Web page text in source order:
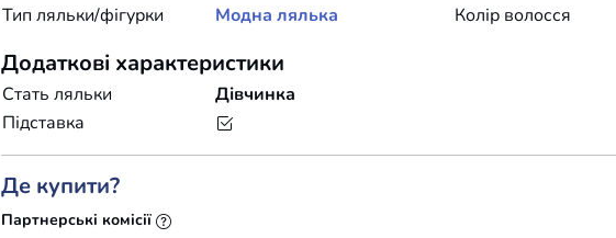
Тип ляльки/фігурки
Модна лялька
Колір волосся
Додаткові характеристики
Стать ляльки
Дівчинка
Підставка
Де купити?
Партнерські комісії